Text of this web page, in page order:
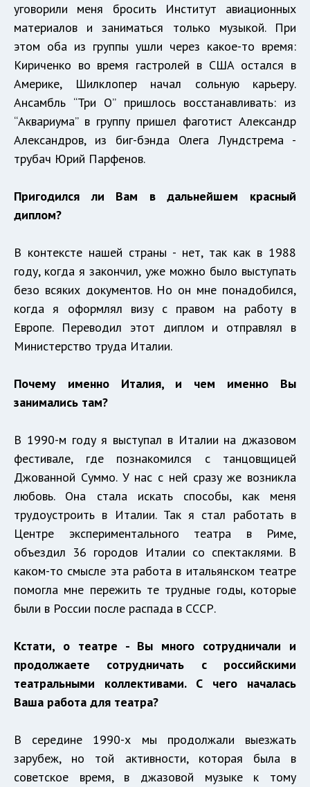
уговорили меня бросить Институт авиационных
материалов и заниматься только музыкой. При
этом оба из группы ушли через какое-то время:
Кириченко во время гастролей в США остался в
Америке, Шилклопер начал сольную карьеру.
Ансамбль “Три О” пришлось восстанавливать: из
“Аквариума” в группу пришел фаготист Александр
Александров, из биг-бэнда Олега Лундстрема -
трубач Юрий Парфенов.
Пригодился ли Вам в дальнейшем красный
диплом?
В контексте нашей страны - нет, так как в 1988
году, когда я закончил, уже можно было выступать
безо всяких документов. Но он мне понадобился,
когда я оформлял визу с правом на работу в
Европе. Переводил этот диплом и отправлял в
Министерство труда Италии.
Почему именно Италия, и чем именно Вы
занимались там?
В 1990-м году я выступал в Италии на джазовом
фестивале, где познакомился с танцовщицей
Джованной Суммо. У нас с ней сразу же возникла
любовь. Она стала искать способы, как меня
трудоустроить в Италии. Так я стал работать в
Центре экспериментального театра в Риме,
объездил 36 городов Италии со спектаклями. В
каком-то смысле эта работа в итальянском театре
помогла мне пережить те трудные годы, которые
были в России после распада в СССР.
Кстати, о театре - Вы много сотрудничали и
продолжаете сотрудничать с российскими
театральными коллективами. С чего началась
Ваша работа для театра?
В середине 1990-х мы продолжали выезжать
зарубеж, но той активности, которая была в
советское время, в джазовой музыке к тому